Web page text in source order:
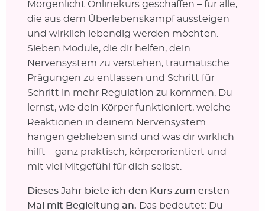
Morgenlicht Onlinekurs geschaffen – für alle,
die aus dem Überlebenskampf aussteigen
und wirklich lebendig werden möchten.
Sieben Module, die dir helfen, dein
Nervensystem zu verstehen, traumatische
Prägungen zu entlassen und Schritt für
Schritt in mehr Regulation zu kommen. Du
lernst, wie dein Körper funktioniert, welche
Reaktionen in deinem Nervensystem
hängen geblieben sind und was dir wirklich
hilft – ganz praktisch, körperorientiert und
mit viel Mitgefühl für dich selbst.
Dieses Jahr biete ich den Kurs zum ersten
Mal mit Begleitung an. Das bedeutet: Du